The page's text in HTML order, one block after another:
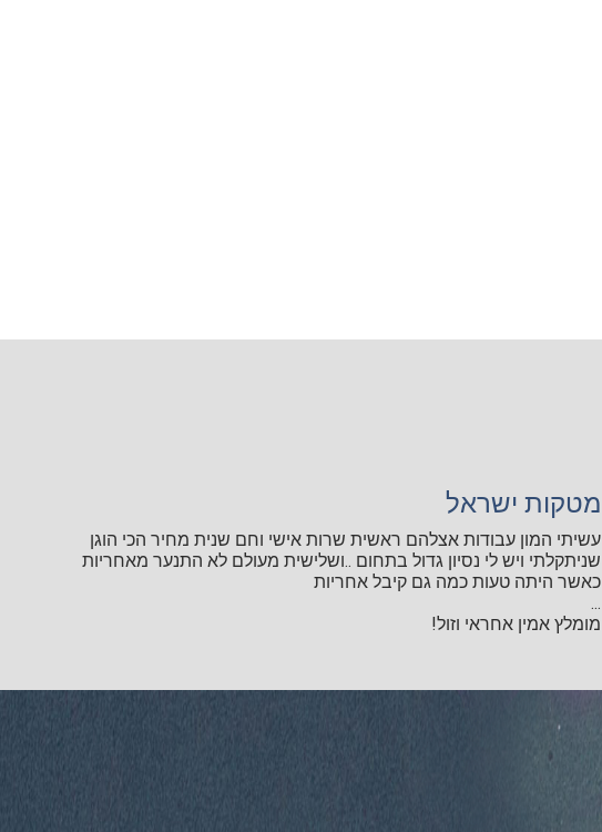
מטקות ישראל
עשיתי המון עבודות אצלהם ראשית שרות אישי וחם שנית מחיר הכי הוגן
שניתקלתי ויש לי נסיון גדול בתחום ..ושלישית מעולם לא התנער מאחריות
כאשר היתה טעות כמה גם קיבל אחריות
...
מומלץ אמין אחראי וזול!